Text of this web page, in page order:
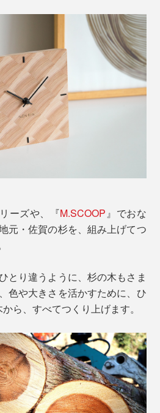
ーズや、『M.SCOOP』でおな
元・佐賀の杉を、組み上げてつ
とり違うように、杉の木もさま
色や大きさを活かすために、ひ
ら、すべてつくり上げます。